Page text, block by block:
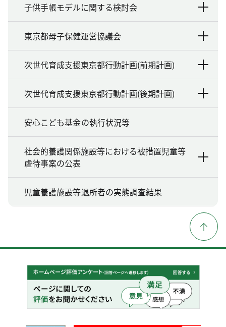
子供手帳モデルに関する検討会
東京都母子保健運営協議会
次世代育成支援東京都行動計画(前期計画)
次世代育成支援東京都行動計画(後期計画)
安心こども基金の執行状況等
社会的養護関係施設等における被措置児童等
虐待事案の公表
児童養護施設等退所者の実態調査結果